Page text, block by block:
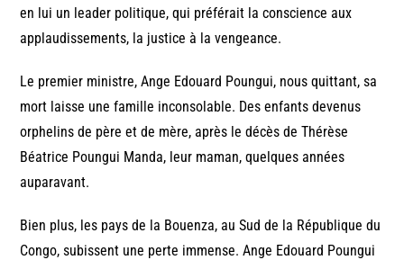
en lui un leader politique, qui préférait la conscience aux
applaudissements, la justice à la vengeance.
Le premier ministre, Ange Edouard Poungui, nous quittant, sa
mort laisse une famille inconsolable. Des enfants devenus
orphelins de père et de mère, après le décès de Thérèse
Béatrice Poungui Manda, leur maman, quelques années
auparavant.
Bien plus, les pays de la Bouenza, au Sud de la République du
Congo, subissent une perte immense. Ange Edouard Poungui